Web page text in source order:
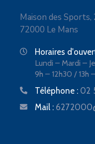
Maison des
72000 Le Mans
Horaires
Lundi – Mardi –
9h – 12h30 / 13h
Téléphone : 02
Mail :